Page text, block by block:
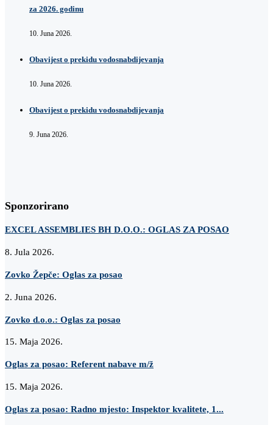
za 2026. godinu
10. Juna 2026.
Obavijest o prekidu vodosnabdijevanja
10. Juna 2026.
Obavijest o prekidu vodosnabdijevanja
9. Juna 2026.
Sponzorirano
EXCEL ASSEMBLIES BH D.O.O.: OGLAS ZA POSAO
8. Jula 2026.
Zovko Žepče: Oglas za posao
2. Juna 2026.
Zovko d.o.o.: Oglas za posao
15. Maja 2026.
Oglas za posao: Referent nabave m/ž
15. Maja 2026.
Oglas za posao: Radno mjesto: Inspektor kvalitete, 1...